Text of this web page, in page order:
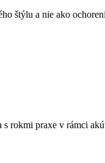
štýlu a nie ako
praxe v rámci